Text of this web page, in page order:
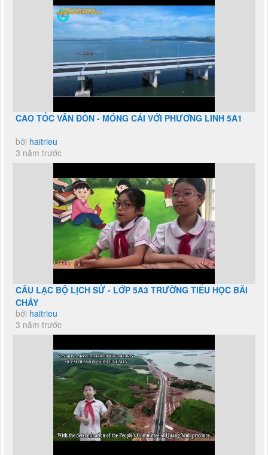
CAO TỐC VÂN ĐỒN - MÓNG CÁI VỚI PHƯƠNG LINH 5A1
bởi haitrieu
3 năm trước
CÂU LẠC BỘ LỊCH SỬ - LỚP 5A3 TRƯỜNG TIỂU HỌC BÃI
CHÁY
bởi haitrieu
3 năm trước